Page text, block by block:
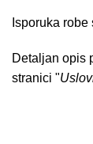
Isporuka robe
Detaljan opis
stranici "